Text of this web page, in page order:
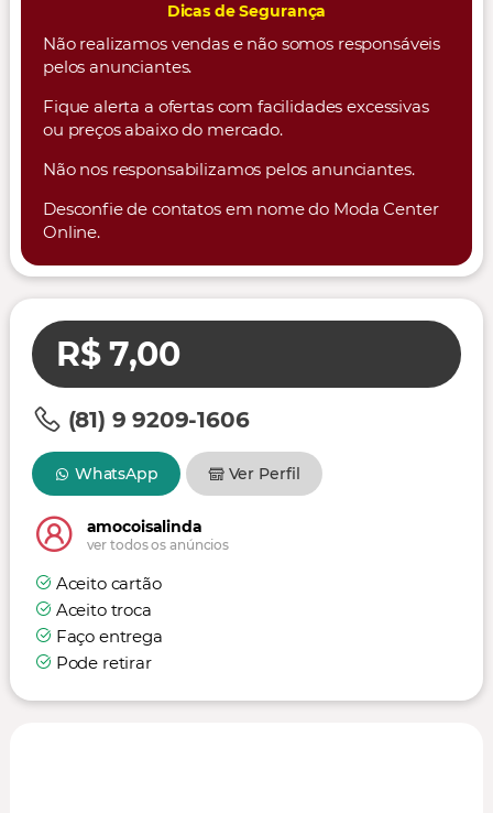
Dicas de Segurança
Não realizamos vendas e não somos responsáveis
pelos anunciantes.
Fique alerta a ofertas com facilidades excessivas
ou preços abaixo do mercado.
Não nos responsabilizamos pelos anunciantes.
Desconfie de contatos em nome do Moda Center
Online.
R$ 7,00
(81) 9 9209-1606
WhatsApp Ver Perfil
amocoisalinda
ver todos os anúncios
Aceito cartão
Aceito troca
Faço entrega
Pode retirar